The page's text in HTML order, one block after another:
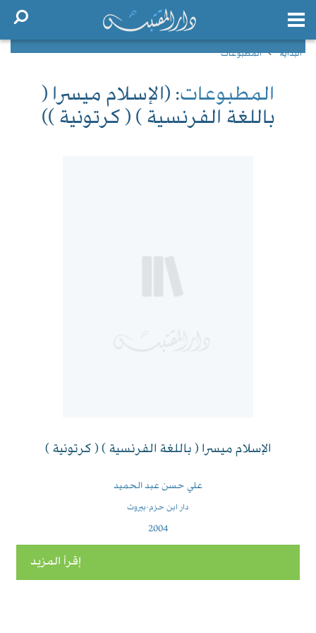
البداية المطبوعات
المطبوعات: (الإسلام ميسرا (
باللغة الفرنسية ) ( كرتونية ))
الإسلام ميسرا ( باللغة الفرنسية ) ( كرتونية )
علي حسن عبد الحميد
دار ابن حزم-بيروت
2004
إقرأ المزيد